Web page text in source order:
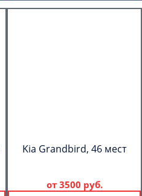
Kia Grandbird, 46 мест
от 3500 руб.